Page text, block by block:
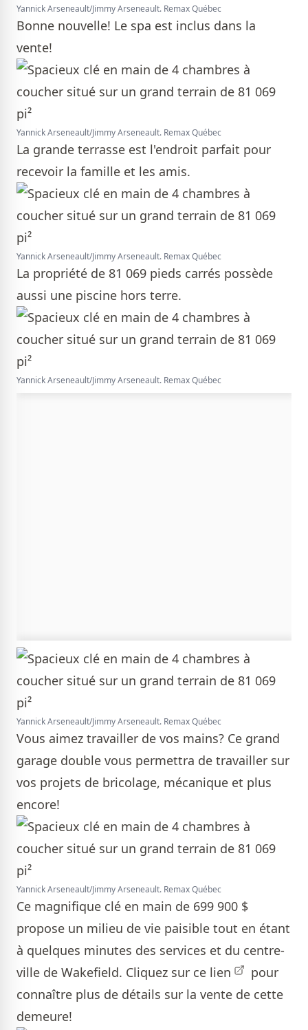
Yannick Arseneault/Jimmy Arseneault. Remax Québec
Bonne nouvelle! Le spa est inclus dans la
vente!
Yannick Arseneault/Jimmy Arseneault. Remax Québec
La grande terrasse est l'endroit parfait pour
recevoir la famille et les amis.
Yannick Arseneault/Jimmy Arseneault. Remax Québec
La propriété de 81 069 pieds carrés possède
aussi une piscine hors terre.
Yannick Arseneault/Jimmy Arseneault. Remax Québec
Yannick Arseneault/Jimmy Arseneault. Remax Québec
Vous aimez travailler de vos mains? Ce grand
garage double vous permettra de travailler sur
vos projets de bricolage, mécanique et plus
encore!
Yannick Arseneault/Jimmy Arseneault. Remax Québec
Ce magnifique clé en main de 699 900 $
propose un milieu de vie paisible tout en étant
à quelques minutes des services et du centre-
ville de Wakefield. Cliquez sur ce lien
pour
connaître plus de détails sur la vente de cette
demeure!